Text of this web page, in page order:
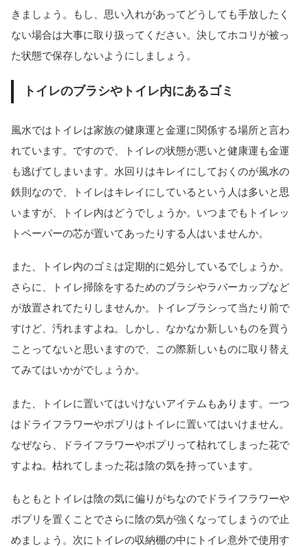
きましょう。もし、思い入れがあってどうしても手放したく
ない場合は大事に取り扱ってください。決してホコリが被っ
た状態で保存しないようにしましょう。
トイレのブラシやトイレ内にあるゴミ
風水ではトイレは家族の健康運と金運に関係する場所と言わ
れています。ですので、トイレの状態が悪いと健康運も金運
も逃げてしまいます。水回りはキレイにしておくのが風水の
鉄則なので、トイレはキレイにしているという人は多いと思
いますが、トイレ内はどうでしょうか。いつまでもトイレッ
トペーパーの芯が置いてあったりする人はいませんか。
また、トイレ内のゴミは定期的に処分しているでしょうか。
さらに、トイレ掃除をするためのブラシやラバーカップなど
が放置されてたりしませんか。トイレブラシって当たり前で
すけど、汚れますよね。しかし、なかなか新しいものを買う
ことってないと思いますので、この際新しいものに取り替え
てみてはいかがでしょうか。
また、トイレに置いてはいけないアイテムもあります。一つ
はドライフラワーやポプリはトイレに置いてはいけません。
なぜなら、ドライフラワーやポプリって枯れてしまった花で
すよね。枯れてしまった花は陰の気を持っています。
もともとトイレは陰の気に偏りがちなのでドライフラワーや
ポプリを置くことでさらに陰の気が強くなってしまうので止
めましょう。次にトイレの収納棚の中にトイレ意外で使用す